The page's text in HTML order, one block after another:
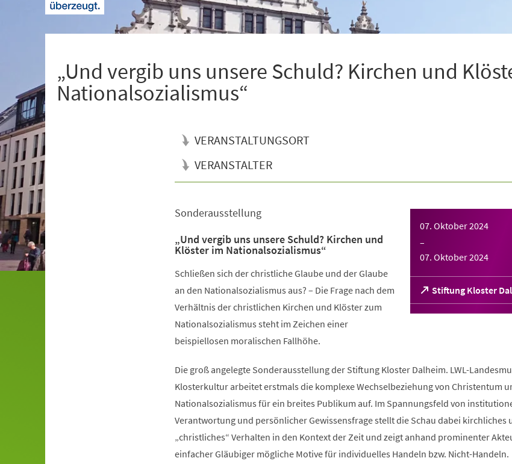
„Und vergib uns unsere Schuld? Kirchen und
Nationalsozialismus“
VERANSTALTUNGSORT
VERANSTALTER
07. Oktober 2024
–
07. Oktober 2024
Stiftung Kloster
(Öffnet
in
einem
Sonderausstellung
„Und vergib uns unsere Schuld? Kirchen und
Klöster im Nationalsozialismus“
Schließen sich der christliche Glaube und der Glaube
an den Nationalsozialismus aus? – Die Frage nach dem
Verhältnis der christlichen Kirchen und Klöster zum
Nationalsozialismus steht im Zeichen einer
beispiellosen moralischen Fallhöhe.
Die groß angelegte Sonderausstellung der Stiftung Kloster Dalheim. LWL-
Klosterkultur arbeitet erstmals die komplexe Wechselbeziehung von Christentum
Nationalsozialismus für ein breites Publikum auf. Im Spannungsfeld von
Verantwortung und persönlicher Gewissensfrage stellt die Schau dabei kirchliches
„christliches“ Verhalten in den Kontext der Zeit und zeigt anhand prominenter
einfacher Gläubiger mögliche Motive für individuelles Handeln bzw. Nicht-Handeln.